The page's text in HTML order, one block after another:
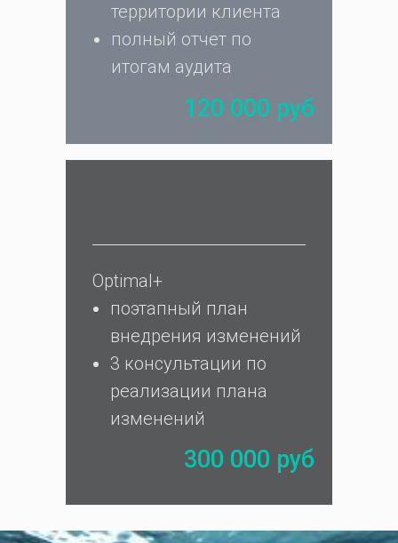
территории клиента
полный отчет по
итогам аудита
Optimal+
поэтапный план
внедрения изменений
3 консультации по
реализации плана
изменений
300 000 руб
120 000 руб